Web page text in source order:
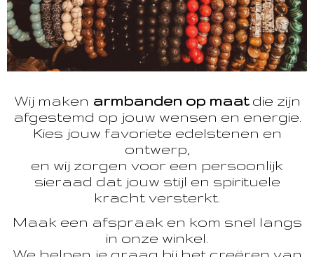
Wij maken armbanden op maatdie zijn
afgestemd op jouw wensen en energie.
Kies jouw favoriete edelstenen en
ontwerp,
en wij zorgen voor een persoonlijk
sieraad dat jouw stijl en spirituele
kracht versterkt.
Maak een afspraak en kom snel langs
in onze winkel.
We helpen je graag bij het creëren van